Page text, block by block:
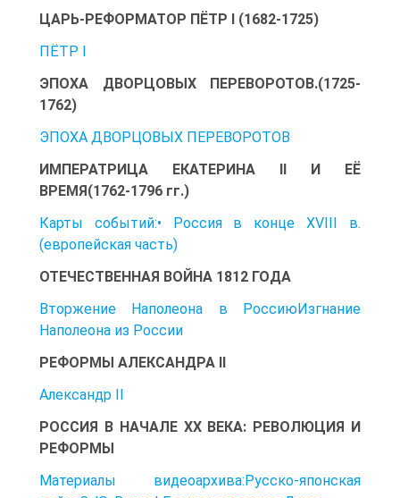
ЦАРЬ-РЕФОРМАТОР ПЁТР I (1682-1725)
ПЁТР I
ЭПОХА ДВОРЦОВЫХ ПЕРЕВОРОТОВ.(1725-
1762)
ЭПОХА ДВОРЦОВЫХ ПЕРЕВОРОТОВ
ИМПЕРАТРИЦА ЕКАТЕРИНА II И ЕЁ
ВРЕМЯ(1762-1796 гг.)
Карты событий:• Россия в конце XVIII в.
(европейская часть)
ОТЕЧЕСТВЕННАЯ ВОЙНА 1812 ГОДА
Вторжение Наполеона в РоссиюИзгнание
Наполеона из России
РЕФОРМЫ АЛЕКСАНДРА II
Александр II
РОССИЯ В НАЧАЛЕ ХХ ВЕКА: РЕВОЛЮЦИЯ И
РЕФОРМЫ
Материалы видеоархива:Русско-японская